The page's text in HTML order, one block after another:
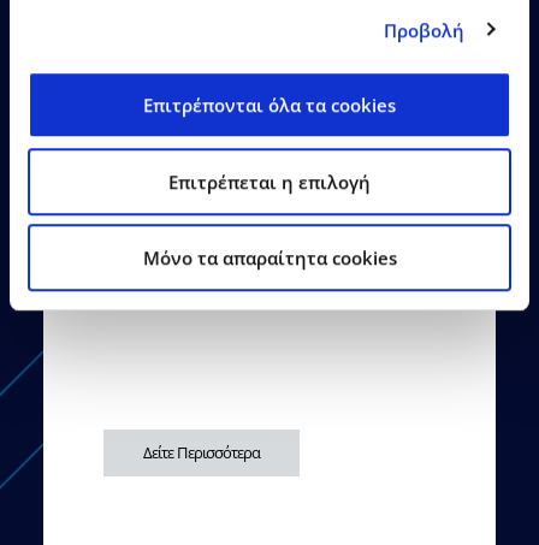
Προβολή
Επιτρέπονται όλα τα cookies
Επιτρέπεται η επιλογή
Mόνο τα απαραίτητα cookies
26.06.2026 Δελτία Τύπου
Η EPSILONNET εγκαινίασε το
νέο της κτίριο στη
Θεσσαλονίκη
Δείτε Περισσότερα